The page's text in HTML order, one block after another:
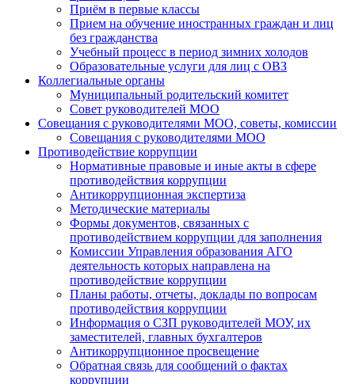
Приём в первые классы
Прием на обучение иностранных граждан и лиц
без гражданства
Учебный процесс в период зимних холодов
Образовательные услуги для лиц с ОВЗ
Коллегиальные органы
Муниципальный родительский комитет
Совет руководителей МОО
Совещания с руководителями МОО, советы, комиссии
Совещания с руководителями МОО
Противодействие коррупции
Нормативные правовые и иные акты в сфере
противодействия коррупции
Антикоррупционная экспертиза
Методические материалы
Формы документов, связанных с
противодействием коррупции для заполнения
Комиссии Управления образования АГО
деятельность которых направлена на
противодействие коррупции
Планы работы, отчеты, доклады по вопросам
противодействия коррупции
Информация о СЗП руководителей МОУ, их
заместителей, главных бухгалтеров
Антикоррупционное просвещение
Обратная связь для сообщений о фактах
коррупции